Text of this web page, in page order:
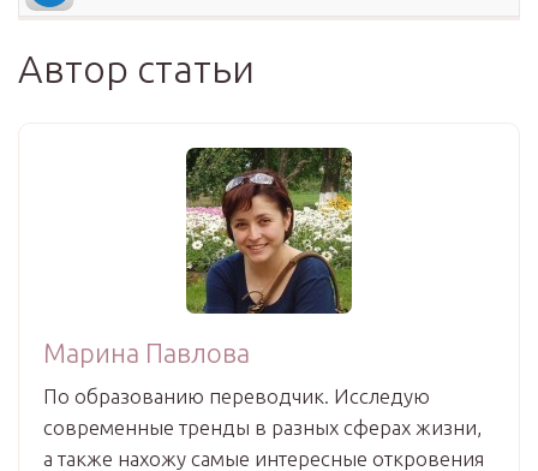
Автор статьи
Марина Павлова
По образованию переводчик. Исследую
современные тренды в разных сферах жизни,
а также нахожу самые интересные откровения